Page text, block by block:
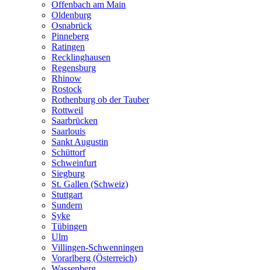
Offenbach am Main
Oldenburg
Osnabrück
Pinneberg
Ratingen
Recklinghausen
Regensburg
Rhinow
Rostock
Rothenburg ob der Tauber
Rottweil
Saarbrücken
Saarlouis
Sankt Augustin
Schüttorf
Schweinfurt
Siegburg
St. Gallen (Schweiz)
Stuttgart
Sundern
Syke
Tübingen
Ulm
Villingen-Schwenningen
Vorarlberg (Österreich)